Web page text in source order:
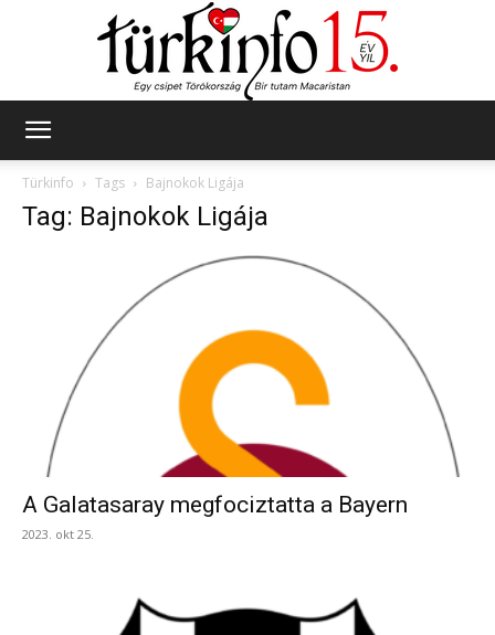
Türkinfo
Tags Bajnokok Ligája
Tag: Bajnokok Ligája
A Galatasaray megfociztatta a Bayern
2023. okt 25.